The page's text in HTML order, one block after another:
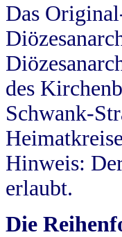
Das
des
Schwank-
Hinweis:
erlaubt.
Die